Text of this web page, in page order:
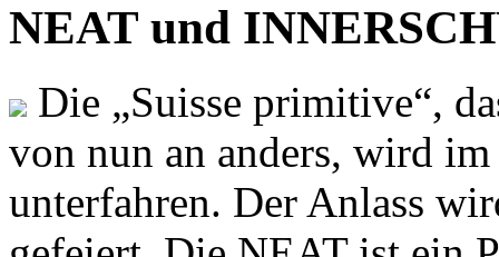
NEAT und
Die „Suisse primitive“,
von nun an anders, wird
unterfahren. Der Anlass